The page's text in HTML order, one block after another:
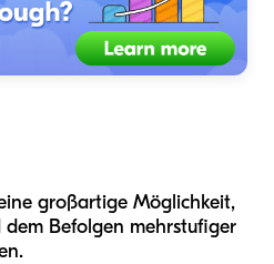
großartige Möglichkeit,
Befolgen mehrstufiger